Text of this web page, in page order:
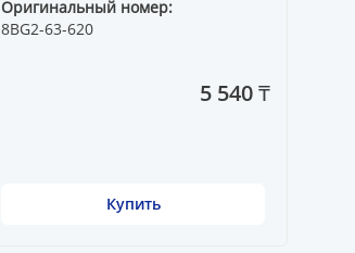
Оригинальный номер:
8BG2-63-620
5 540 ₸
Купить